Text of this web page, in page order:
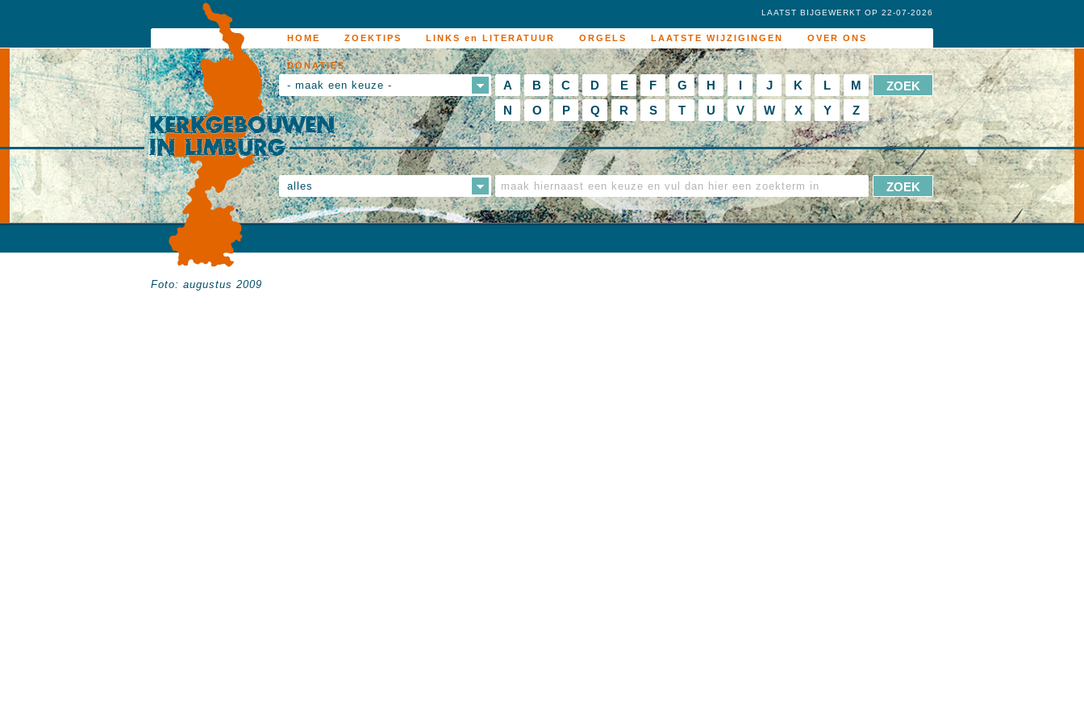
HOME ZOEKTIPS LINKS en LITERATUUR ORGELS LAATSTE WIJZIGINGEN OVER ONS
DONATIES
LAATST BIJGEWERKT OP 22-07-2026
- maak een keuze - A B C D E F G H I J K L
M
N
O P Q R S T U V W X Y Z
alles
Foto: augustus 2009